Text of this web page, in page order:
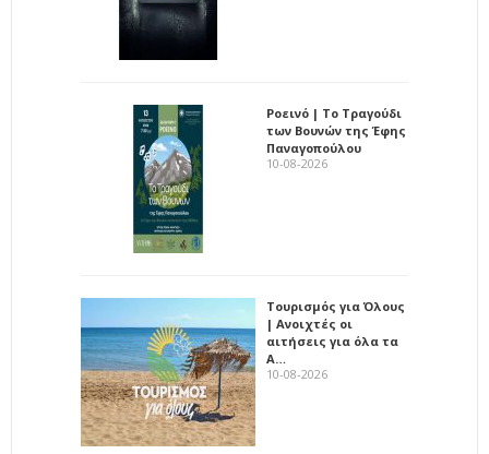
Ροεινό | Το Τραγούδι
των Βουνών της Έφης
Παναγοπούλου
10-08-2026
Τουρισμός για Όλους
| Ανοιχτές οι
αιτήσεις για όλα τα
Α…
10-08-2026